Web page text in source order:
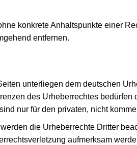
konkrete Anhaltspunkte einer
entfernen.
unterliegen dem deutschen
des Urheberrechtes
nur für den privaten, nicht
die Urheberrechte Dritter
aufmerksam